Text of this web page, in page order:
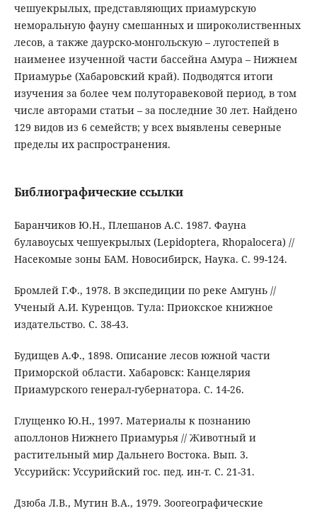
чешуекрылых, представляющих приамурскую
неморальную фауну смешанных и широколиственных
лесов, а также даурско-монгольскую – лугостепей в
наименее изученной части бассейна Амура – Нижнем
Приамурье (Хабаровский край). Подводятся итоги
изучения за более чем полуторавековой период, в том
числе авторами статьи – за последние 30 лет. Найдено
129 видов из 6 семейств; у всех выявлены северные
пределы их распространения.
Библиографические ссылки
Баранчиков Ю.Н., Плешанов А.С. 1987. Фауна
булавоусых чешуекрылых (Lepidoptera, Rhopalocera) //
Насекомые зоны БАМ. Новосибирск, Наука. С. 99-124.
Бромлей Г.Ф., 1978. В экспедиции по реке Амгунь //
Ученый А.И. Куренцов. Тула: Приокское книжное
издательство. С. 38-43.
Будищев А.Ф., 1898. Описание лесов южной части
Приморской области. Хабаровск: Канцелярия
Приамурского генерал-губернатора. С. 14-26.
Глущенко Ю.Н., 1997. Материалы к познанию
аполлонов Нижнего Приамурья // Животный и
растительный мир Дальнего Востока. Вып. 3.
Уссурийск: Уссурийский гос. пед. ин-т. С. 21-31.
Дзюба Л.В., Мутин В.А., 1979. Зоогеографические